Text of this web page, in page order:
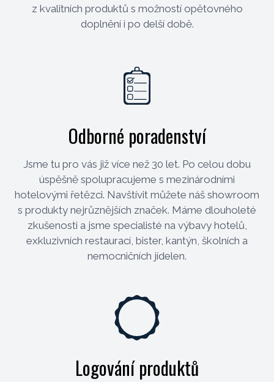
z kvalitních produktů s možností opětovného
doplnění i po delší době.
Odborné poradenství
Jsme tu pro vás již více než 30 let. Po celou dobu
úspěšně spolupracujeme s mezinárodními
hotelovými řetězci. Navštívit můžete náš showroom
s produkty nejrůznějších značek. Máme dlouholeté
zkušenosti a jsme specialisté na výbavy hotelů,
exkluzivních restaurací, bister, kantýn, školních a
nemocničních jídelen.
Logování produktů